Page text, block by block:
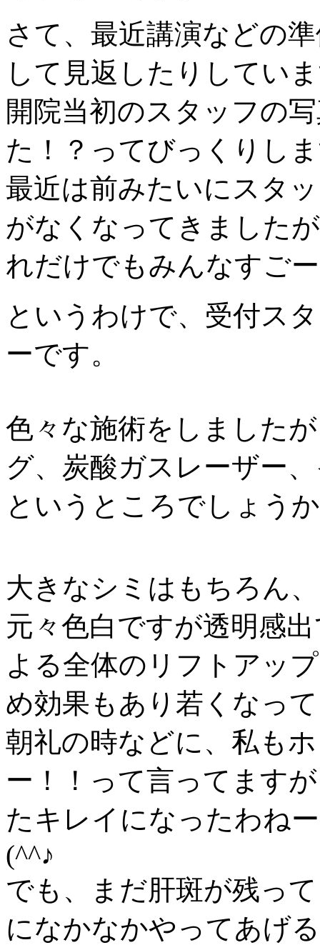
さて、最近講演などの
して見返したりしてい
開院当初のスタッフの
た！？ってびっくりし
最近は前みたいにスタ
がなくなってきました
れだけでもみんなすご
というわけで、受付ス
ーです。
色々な施術をしました
グ、炭酸ガスレーザー
というところでしょう
大きなシミはもちろん
元々色白ですが透明感
よる全体のリフトアッ
め効果もあり若くなっ
朝礼の時などに、私も
ー！！って言ってます
たキレイになったわね
(^^♪
でも、まだ肝斑が残っ
になかなかやってあげ